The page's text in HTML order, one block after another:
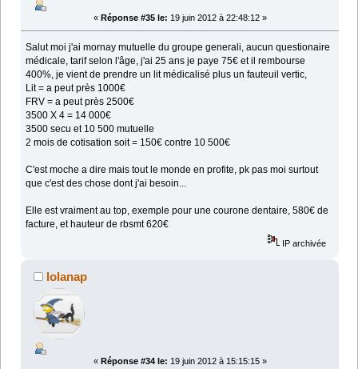
« Réponse #35 le: 19 juin 2012 à 22:48:12 »
Salut moi j'ai mornay mutuelle du groupe generali, aucun questionaire
médicale, tarif selon l'âge, j'ai 25 ans je paye 75€ et il rembourse
400%, je vient de prendre un lit médicalisé plus un fauteuil vertic,
Lit = a peut près 1000€
FRV = a peut près 2500€
3500 X 4 = 14 000€
3500 secu et 10 500 mutuelle
2 mois de cotisation soit = 150€ contre 10 500€
C'est moche a dire mais tout le monde en profite, pk pas moi surtout
que c'est des chose dont j'ai besoin...
Elle est vraiment au top, exemple pour une courone dentaire, 580€ de
facture, et hauteur de rbsmt 620€
IP archivée
lolanap
« Réponse #34 le: 19 juin 2012 à 15:15:15 »